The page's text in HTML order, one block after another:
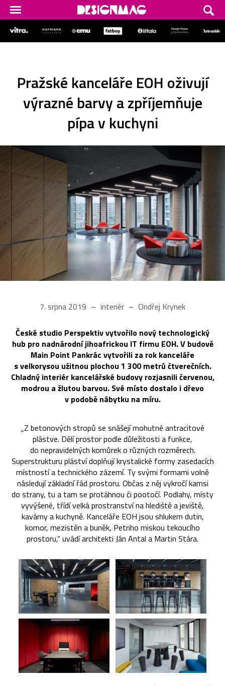
Pražské kanceláře EOH oživují
výrazné barvy a zpříjemňuje
pípa v kuchyni
7. srpna 2019 interiér Ondřej Krynek
České studio Perspektiv vytvořilo nový technologický
hub pro nadnárodní jihoafrickou IT firmu EOH. V budově
Main Point Pankrác vytvořili za rok kanceláře
s velkorysou užitnou plochou 1 300 metrů čtverečních.
Chladný interiér kancelářské budovy rozjasnili červenou,
modrou a žlutou barvou. Své místo dostalo i dřevo
v podobě nábytku na míru.
„Z betonových stropů se snášejí mohutné antracitové
plástve. Dělí prostor podle důležitosti a funkce,
do nepravidelných komůrek o různých rozměrech.
Superstrukturu pláství doplňují krystalické formy zasedacích
místností a technického zázemí. Ty svými formami volně
následují základní řád prostoru. Občas z něj vykročí kamsi
do strany, tu a tam se protáhnou či pootočí. Podlahy, místy
vyvýšené, třídí velká prostranství na hlediště a jeviště,
kavárny a kuchyně. Kanceláře EOH jsou shlukem dutin,
komor, mezistěn a buněk, Petriho miskou tekoucího
prostoru,“ uvádí architekti Ján Antal a Martin Stára.